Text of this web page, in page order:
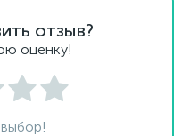
отзыв?
оценку!